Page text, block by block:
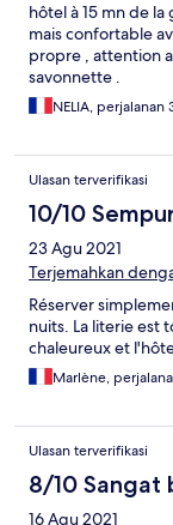
hôtel à 15 mn de
mais confortable
propre , attention
savonnette .
NELIA, perjalanan
Ulasan terverifikasi
10/10
23 Agu 2021
Terjemahkan
Réserver
nuits. La literie est
chaleureux et
Marlène,
Ulasan terverifikasi
8/10 Sangat
16 Agu 2021